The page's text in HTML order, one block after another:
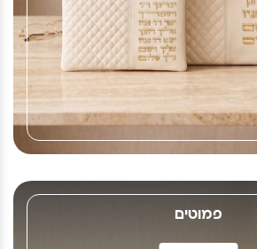
פמוטים